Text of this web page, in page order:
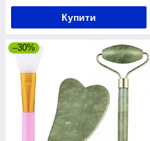
Купити
–30%